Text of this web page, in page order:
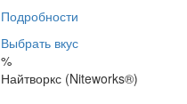
Подробности
Выбрать вкус
%
Найтворкс (Niteworks®)